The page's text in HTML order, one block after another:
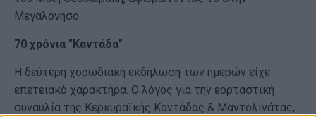
Μεγαλόνησο.
70 χρόνια "Καντάδα"
Η δεύτερη χορωδιακή εκδήλωση των ημερών είχε
επετειακό χαρακτήρα. Ο λόγος για την εορταστική
συναυλία της Κερκυραϊκής Καντάδας & Μαντολινάτας,